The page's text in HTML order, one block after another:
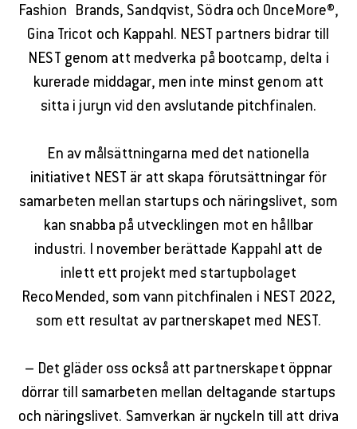
Fashion Brands, Sandqvist, Södra och OnceMore®,
Gina Tricot och Kappahl. NEST partners bidrar till
NEST genom att medverka på bootcamp, delta i
kurerade middagar, men inte minst genom att
sitta i juryn vid den avslutande pitchfinalen.
En av målsättningarna med det nationella
initiativet NEST är att skapa förutsättningar för
samarbeten mellan startups och näringslivet, som
kan snabba på utvecklingen mot en hållbar
industri. I november berättade Kappahl att de
inlett ett projekt med startupbolaget
RecoMended, som vann pitchfinalen i NEST 2022,
som ett resultat av partnerskapet med NEST.
– Det gläder oss också att partnerskapet öppnar
dörrar till samarbeten mellan deltagande startups
och näringslivet. Samverkan är nyckeln till att driva